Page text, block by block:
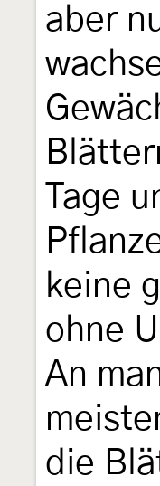
aber
Tage
keine
ohne
An
die